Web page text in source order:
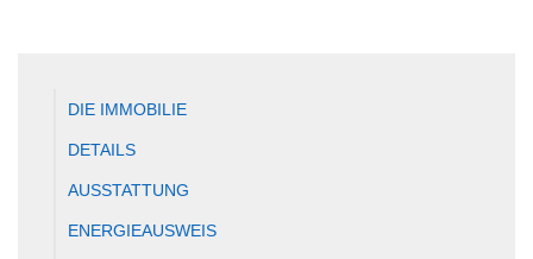
DIE IMMOBILIE
DETAILS
AUSSTATTUNG
ENERGIEAUSWEIS